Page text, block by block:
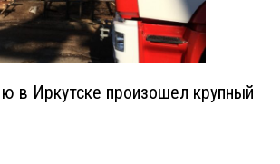
в Иркутске произошел крупный